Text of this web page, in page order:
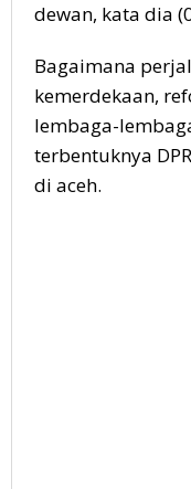
dewan, kata dia
Bagaimana
kemerdekaan,
lembaga-
terbentuknya
di aceh.